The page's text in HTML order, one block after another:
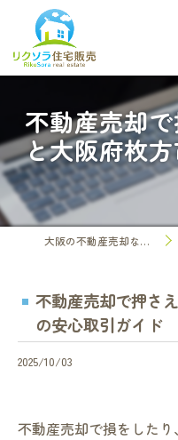
不動産売却
と大阪府枚
大阪の不動産売却なら株式会社リクソラ住宅販売
不動産売却で押さ
の安心取引ガイド
2025/10/03
不動産売却で損をした